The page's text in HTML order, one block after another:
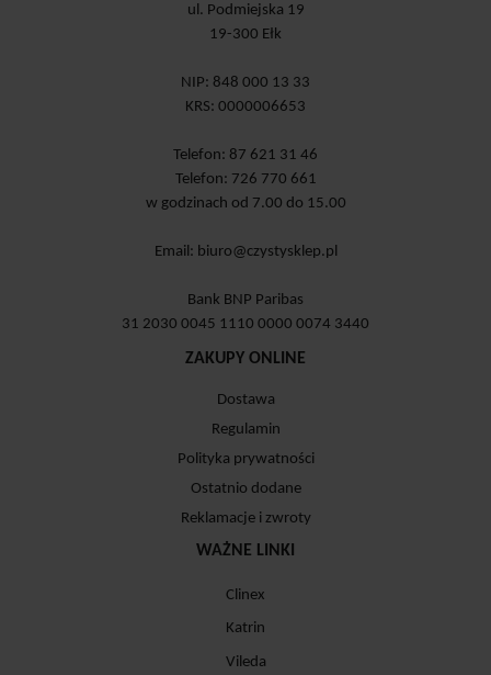
ul. Podmiejska 19
19-300 Ełk
NIP: 848 000 13 33
KRS: 0000006653
Telefon: 87 621 31 46
Telefon: 726 770 661
w godzinach od 7.00 do 15.00
Email: biuro@czystysklep.pl
Bank BNP Paribas
31 2030 0045 1110 0000 0074 3440
ZAKUPY ONLINE
Dostawa
Regulamin
Polityka prywatności
Ostatnio dodane
Reklamacje i zwroty
WAŻNE LINKI
Clinex
Katrin
Vileda